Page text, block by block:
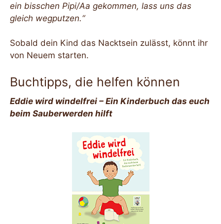
ein bisschen Pipi/Aa gekommen, lass uns das
gleich wegputzen.“
Sobald dein Kind das Nacktsein zulässt, könnt ihr
von Neuem starten.
Buchtipps, die helfen können
Eddie wird windelfrei – Ein Kinderbuch das euch
beim Sauberwerden hilft